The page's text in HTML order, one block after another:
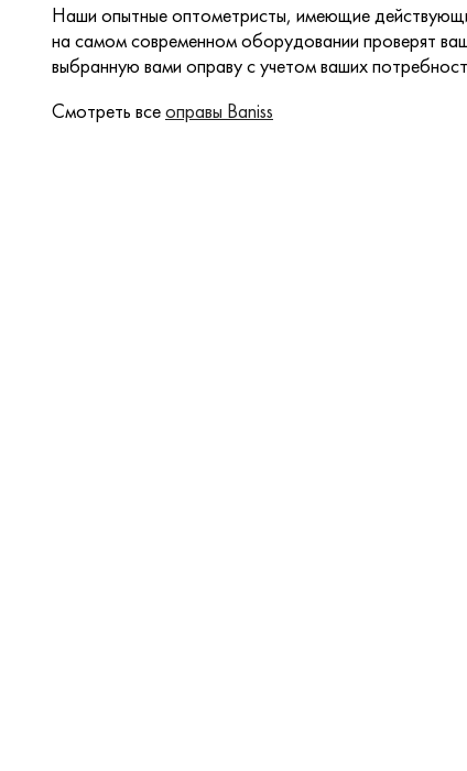
Наши опытные оптометристы, имеющие
на самом современном оборудовании проверят
выбранную вами оправу с учетом ваших
Смотреть всеоправы Baniss